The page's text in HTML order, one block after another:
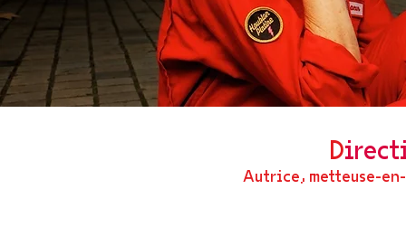
D
Autrice, metteuse-